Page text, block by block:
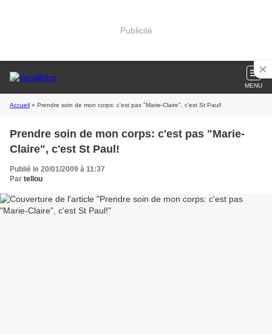
Publicité
MENU
Accueil » Prendre soin de mon corps: c'est pas "Marie-Claire", c'est St Paul!
Prendre soin de mon corps: c'est pas "Marie-
Claire", c'est St Paul!
Publié le 20/01/2009 à 11:37
Par tellou